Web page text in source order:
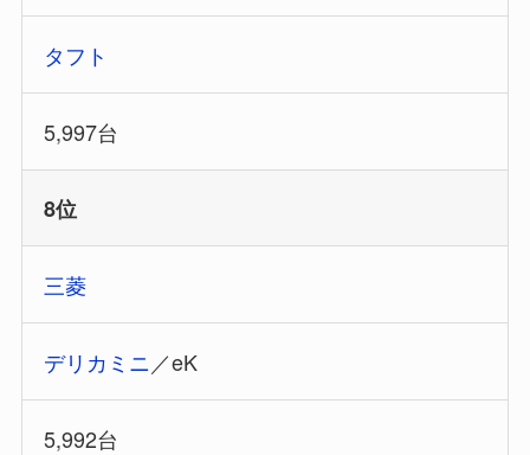
タフト
5,997台
8位
三菱
デリカミニ ／eK
5,992台